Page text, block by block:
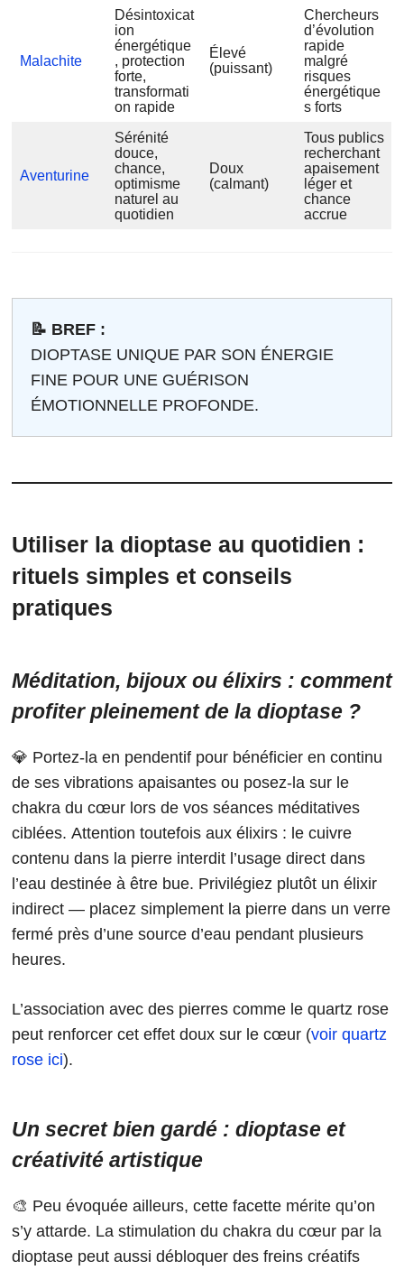
Malachite
Désintoxicat
ion
énergétique
, protection
forte,
transformati
on rapide
Élevé
(puissant)
Chercheurs
d’évolution
rapide
malgré
risques
énergétique
s forts
Aventurine
Sérénité
douce,
chance,
optimisme
naturel au
quotidien
Doux
(calmant)
Tous publics
recherchant
apaisement
léger et
chance
accrue
📝 BREF :
DIOPTASE UNIQUE PAR SON ÉNERGIE
FINE POUR UNE GUÉRISON
ÉMOTIONNELLE PROFONDE.
Utiliser la dioptase au quotidien :
rituels simples et conseils
pratiques
Méditation, bijoux ou élixirs : comment
profiter pleinement de la dioptase ?
💎 Portez-la en pendentif pour bénéficier en continu
de ses vibrations apaisantes ou posez-la sur le
chakra du cœur lors de vos séances méditatives
ciblées. Attention toutefois aux élixirs : le cuivre
contenu dans la pierre interdit l’usage direct dans
l’eau destinée à être bue. Privilégiez plutôt un élixir
indirect — placez simplement la pierre dans un verre
fermé près d’une source d’eau pendant plusieurs
heures.
L’association avec des pierres comme le quartz rose
peut renforcer cet effet doux sur le cœur (voir quartz
rose ici).
Un secret bien gardé : dioptase et
créativité artistique
🎨 Peu évoquée ailleurs, cette facette mérite qu’on
s’y attarde. La stimulation du chakra du cœur par la
dioptase peut aussi débloquer des freins créatifs